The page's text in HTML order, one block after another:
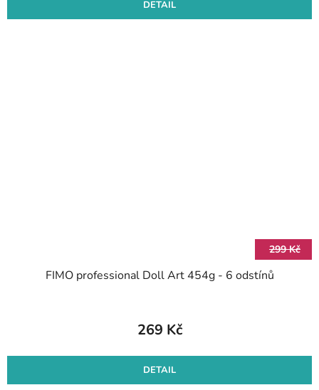
DETAIL
299 Kč
FIMO professional Doll Art 454g - 6 odstínů
269 Kč
DETAIL